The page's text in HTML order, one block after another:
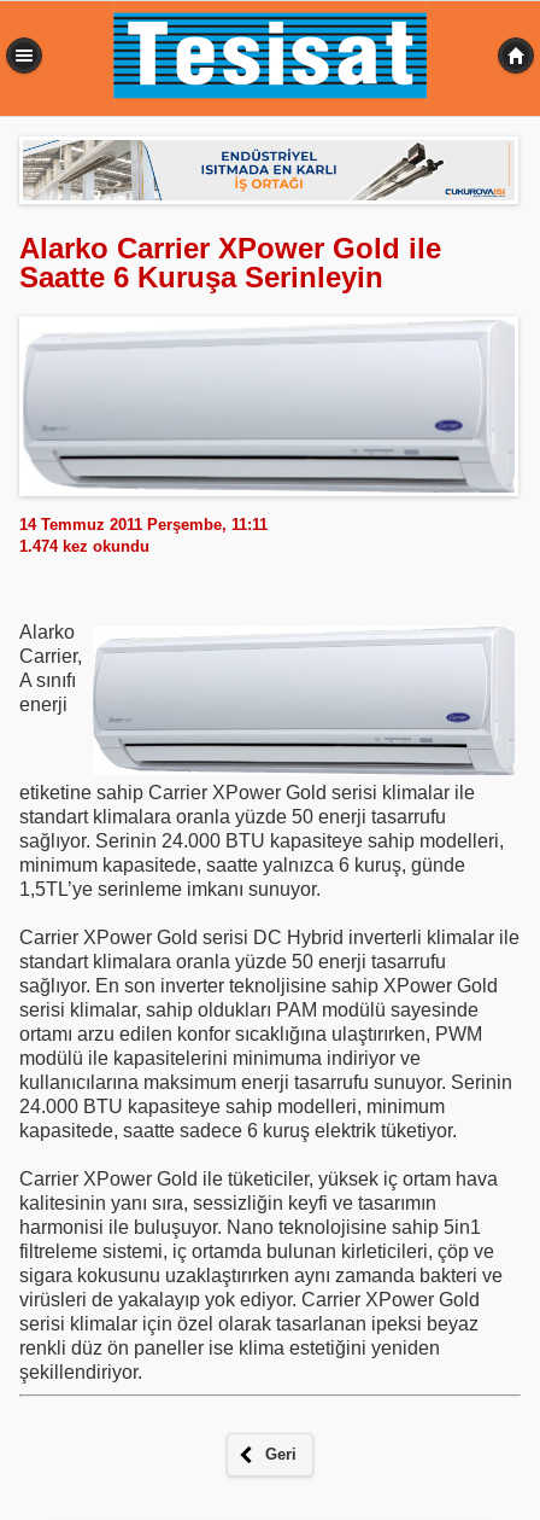
Alarko Carrier XPower Gold ile
Saatte 6 Kuruşa Serinleyin
14 Temmuz 2011 Perşembe, 11:11
1.474kez okundu
Alarko
Carrier,
A sınıfı
enerji
etiketine sahip Carrier XPower Gold serisi klimalar ile
standart klimalara oranla yüzde 50 enerji tasarrufu
sağlıyor. Serinin 24.000 BTU kapasiteye sahip modelleri,
minimum kapasitede, saatte yalnızca 6 kuruş, günde
1,5TL’ye serinleme imkanı sunuyor.
Carrier XPower Gold serisi DC Hybrid inverterli klimalar ile
standart klimalara oranla yüzde 50 enerji tasarrufu
sağlıyor. En son inverter teknoljisine sahip XPower Gold
serisi klimalar, sahip oldukları PAM modülü sayesinde
ortamı arzu edilen konfor sıcaklığına ulaştırırken, PWM
modülü ile kapasitelerini minimuma indiriyor ve
kullanıcılarına maksimum enerji tasarrufu sunuyor. Serinin
24.000 BTU kapasiteye sahip modelleri, minimum
kapasitede, saatte sadece 6 kuruş elektrik tüketiyor.
Carrier XPower Gold ile tüketiciler, yüksek iç ortam hava
kalitesinin yanı sıra, sessizliğin keyfi ve tasarımın
harmonisi ile buluşuyor. Nano teknolojisine sahip 5in1
filtreleme sistemi, iç ortamda bulunan kirleticileri, çöp ve
sigara kokusunu uzaklaştırırken aynı zamanda bakteri ve
virüsleri de yakalayıp yok ediyor. Carrier XPower Gold
serisi klimalar için özel olarak tasarlanan ipeksi beyaz
renkli düz ön paneller ise klima estetiğini yeniden
şekillendiriyor.
Geri
0,545 sn